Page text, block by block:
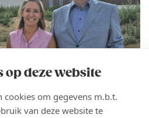
op deze website
cookies om gegevens m.b.t.
van deze website te